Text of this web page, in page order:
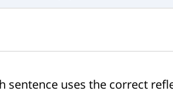
sentence uses the correct